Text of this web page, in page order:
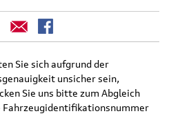
Sie sich aufgrund der
unsicher sein,
Sie uns bitte zum Abgleich
Fahrzeugidentifikationsnummer